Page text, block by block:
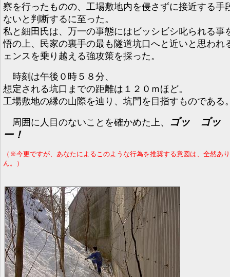
察を行ったものの、工場敷地内を侵さずに接近する手
ないと判断するに至った。
私と細田氏は、万一の事態にはビッシビシ叱られる事
悟の上、民家の裏手の最も隧道坑口へと近いと思われ
ェンスを乗り越える強攻策を採った。
時刻は午後０時５８分、
想定される坑口までの距離は１２０ｍほど。
工場敷地の縁の山際を辿り、坑門を目指すものである
周囲に人目のないことを確かめた上、
ゴッ ゴッ
ー！
（※今更ですが、あなたによるこのような行為を推奨する意図は、全然あ
ん。）